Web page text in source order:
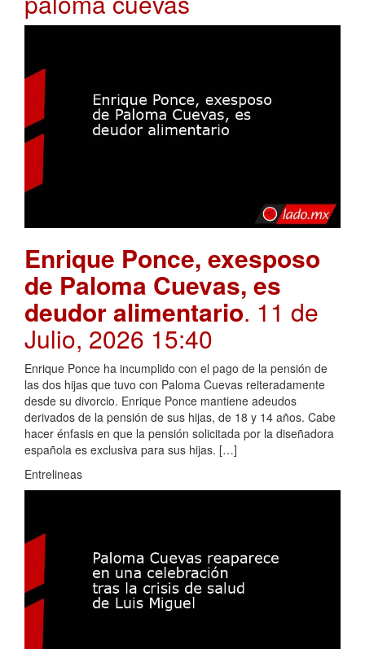
Enrique Ponce, exesposo
de Paloma Cuevas, es
deudor alimentario. 11 de
Julio, 2026 15:40
Enrique Ponce ha incumplido con el pago de la pensión de
las dos hijas que tuvo con Paloma Cuevas reiteradamente
desde su divorcio. Enrique Ponce mantiene adeudos
derivados de la pensión de sus hijas, de 18 y 14 años. Cabe
hacer énfasis en que la pensión solicitada por la diseñadora
española es exclusiva para sus hijas. […]
Entrelineas